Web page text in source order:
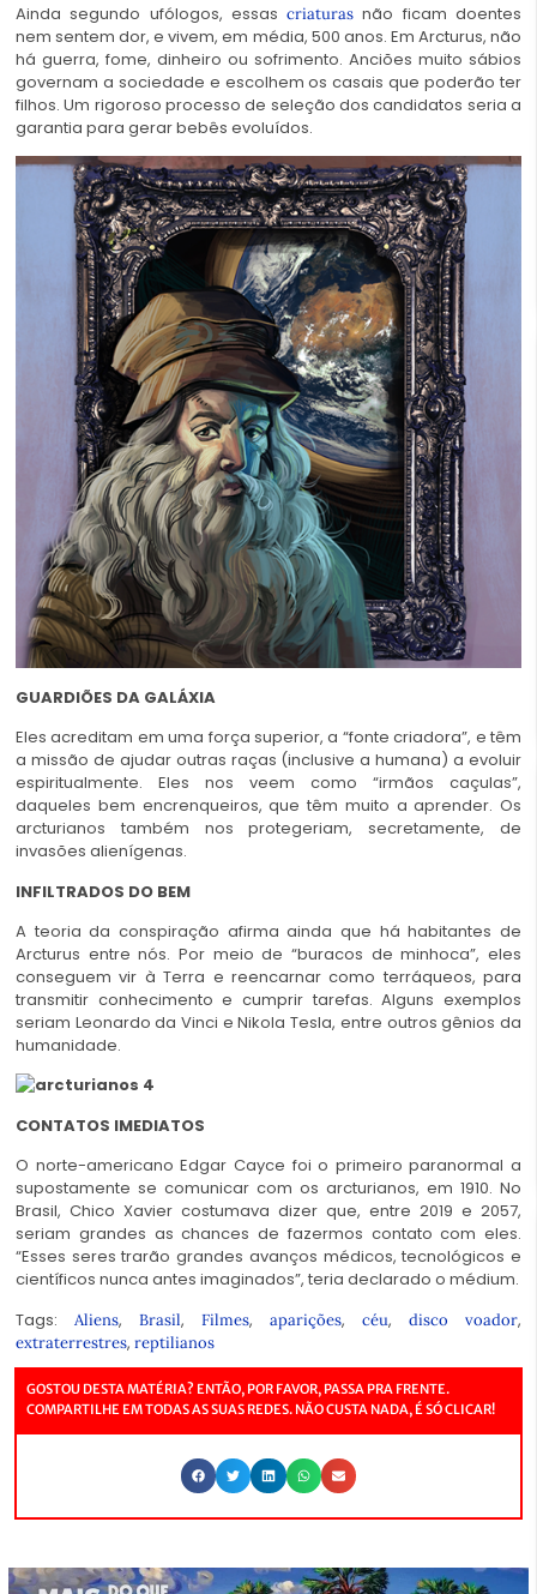
Ainda segundo ufólogos, essascriaturas não ficam doentes
nem sentem dor, e vivem, em média, 500 anos. Em Arcturus, não
há guerra, fome, dinheiro ou sofrimento. Anciões muito sábios
governam a sociedade e escolhem os casais que poderão ter
filhos. Um rigoroso processo de seleção dos candidatos seria a
garantia para gerar bebês evoluídos.
GUARDIÕES DA GALÁXIA
Eles acreditam em uma força superior, a “fonte criadora”, e têm
a missão de ajudar outras raças (inclusive a humana) a evoluir
espiritualmente. Eles nos veem como “irmãos caçulas”,
daqueles bem encrenqueiros, que têm muito a aprender. Os
arcturianos também nos protegeriam, secretamente, de
invasões alienígenas.
INFILTRADOS DO BEM
A teoria da conspiração afirma ainda que há habitantes de
Arcturus entre nós. Por meio de “buracos de minhoca”, eles
conseguem vir à Terra e reencarnar como terráqueos, para
transmitir conhecimento e cumprir tarefas. Alguns exemplos
seriam Leonardo da Vinci e Nikola Tesla, entre outros gênios da
humanidade.
CONTATOS IMEDIATOS
O norte-americano Edgar Cayce foi o primeiro paranormal a
supostamente se comunicar com os arcturianos, em 1910. No
Brasil, Chico Xavier costumava dizer que, entre 2019 e 2057,
seriam grandes as chances de fazermos contato com eles.
“Esses seres trarão grandes avanços médicos, tecnológicos e
científicos nunca antes imaginados”, teria declarado o médium.
Tags: Aliens, Brasil, Filmes, aparições, céu, disco voador,
extraterrestres, reptilianos
GOSTOU DESTA MATÉRIA? ENTÃO, POR FAVOR, PASSA PRA FRENTE.
COMPARTILHE EM TODAS AS SUAS REDES. NÃO CUSTA NADA, É SÓ CLICAR!